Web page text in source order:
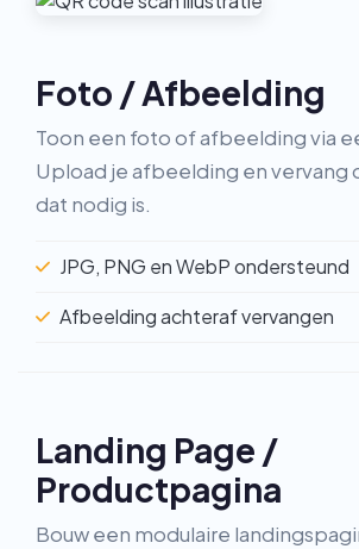
Foto / Afbeelding
Toon een foto of afbeelding via
Upload je afbeelding en vervang
dat nodig is.
JPG, PNG en WebP ondersteund
Afbeelding achteraf vervangen
Landing Page /
Productpagina
Bouw een modulaire